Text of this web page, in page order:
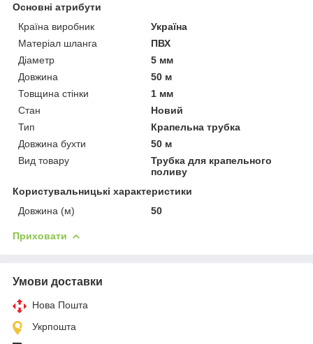
Основні атрибути
Країна виробник
Україна
Матеріал шланга
ПВХ
Діаметр
5 мм
Довжина
50 м
Товщина стінки
1 мм
Стан
Новий
Тип
Крапельна трубка
Довжина бухти
50 м
Вид товару
Трубка для крапельного
поливу
Користувальницькі характеристики
Довжина (м)
50
Приховати
Умови доставки
Нова Пошта
Укрпошта